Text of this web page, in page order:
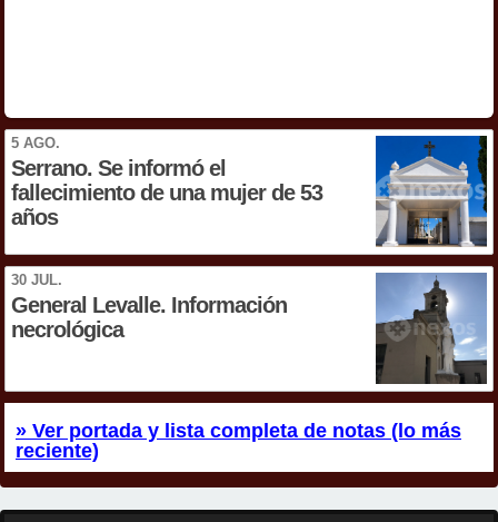
5 AGO.
Serrano. Se informó el
fallecimiento de una mujer de 53
años
30 JUL.
General Levalle. Información
necrológica
» Ver portada y lista completa de notas (lo más
reciente)